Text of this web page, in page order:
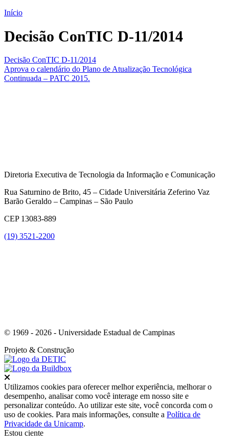
Início
Decisão ConTIC D-11/2014
Decisão ConTIC D-11/2014
Aprova o calendário do Plano de Atualização Tecnológica
Continuada – PATC 2015.
Diretoria Executiva de Tecnologia da Informação e Comunicação
Rua Saturnino de Brito, 45 – Cidade Universitária Zeferino Vaz
Barão Geraldo – Campinas – São Paulo
CEP 13083-889
(19) 3521-2200
© 1969 - 2026 - Universidade Estadual de Campinas
Projeto & Construção
Utilizamos cookies para oferecer melhor experiência, melhorar o
desempenho, analisar como você interage em nosso site e
personalizar conteúdo. Ao utilizar este site, você concorda com o
uso de cookies. Para mais informações, consulte a Política de
Privacidade da Unicamp.
Estou ciente